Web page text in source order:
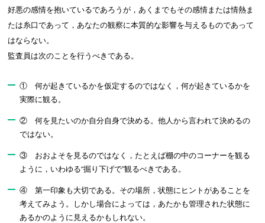
好悪の感情を抱いているであろうが，あくまでもその感情または情熱ま
たは糸口であって，あなたの観察に本質的な影響を与えるものであって
はならない。
監査員は次のことを行うべきである。
① 何が起きているかを仮定するのではなく，何が起きているかを
実際に観る。
② 何を見たいのか自分自身で決める。他人から言われて決めるの
ではない。
③ おおよそを見るのではなく，たとえば棚の中のコーナーを観る
ように，いわゆる“掘り下げで”観るべきである。
④ 第一印象も大切である。その場所，状態にヒントがあることを
考えてみよう。しかし場合によっては，あたかも管理された状態に
あるかのように見えるかもしれない。